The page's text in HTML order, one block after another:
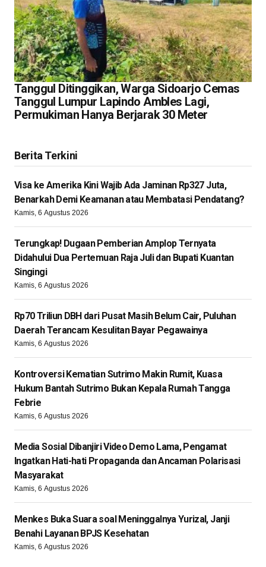
Tanggul Ditinggikan, Warga Sidoarjo Cemas
Tanggul Lumpur Lapindo Ambles Lagi,
Permukiman Hanya Berjarak 30 Meter
Berita Terkini
Visa ke Amerika Kini Wajib Ada Jaminan Rp327 Juta,
Benarkah Demi Keamanan atau Membatasi Pendatang?
Kamis, 6 Agustus 2026
Terungkap! Dugaan Pemberian Amplop Ternyata
Didahului Dua Pertemuan Raja Juli dan Bupati Kuantan
Singingi
Kamis, 6 Agustus 2026
Rp70 Triliun DBH dari Pusat Masih Belum Cair, Puluhan
Daerah Terancam Kesulitan Bayar Pegawainya
Kamis, 6 Agustus 2026
Kontroversi Kematian Sutrimo Makin Rumit, Kuasa
Hukum Bantah Sutrimo Bukan Kepala Rumah Tangga
Febrie
Kamis, 6 Agustus 2026
Media Sosial Dibanjiri Video Demo Lama, Pengamat
Ingatkan Hati-hati Propaganda dan Ancaman Polarisasi
Masyarakat
Kamis, 6 Agustus 2026
Menkes Buka Suara soal Meninggalnya Yurizal, Janji
Benahi Layanan BPJS Kesehatan
Kamis, 6 Agustus 2026